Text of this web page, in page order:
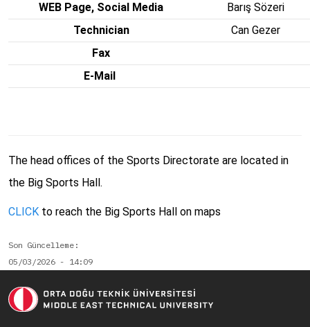
WEB Page, Social Media
Barış Sözeri
Technician
Can Gezer
Fax
E-Mail
The head offices of the Sports Directorate are located in
the Big Sports Hall.
CLICK to reach the Big Sports Hall on maps
Son Güncelleme
05/03/2026 - 14:09